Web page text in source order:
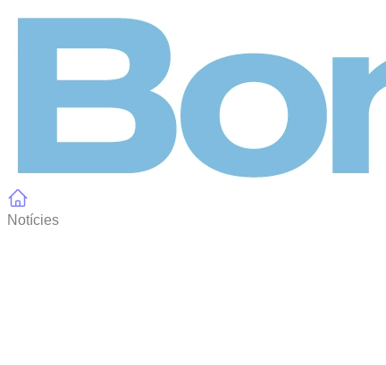
Notícies